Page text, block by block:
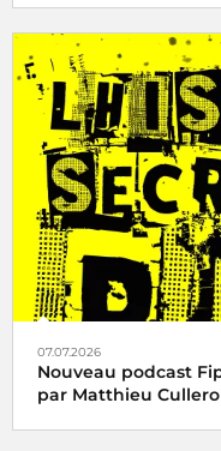
07.07.2026
Nouveau podcast
par Matthieu